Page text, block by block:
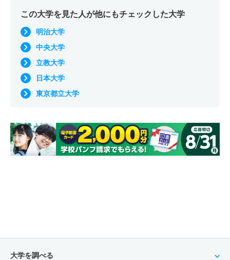
この大学を見た人が他にもチェックした大学
明治大学
中央大学
立教大学
日本大学
東京都立大学
大学を調べる